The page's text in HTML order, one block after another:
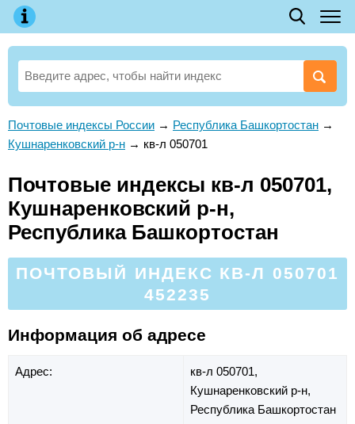
Почтовые индексы России → Республика Башкортостан →
Кушнаренковский р-н → кв-л 050701
Почтовые индексы кв-л 050701,
Кушнаренковский р-н,
Республика Башкортостан
ПОЧТОВЫЙ ИНДЕКС КВ-Л 050701
452235
Информация об адресе
Адрес:
кв-л 050701,
Кушнаренковский р-н,
Республика Башкортостан